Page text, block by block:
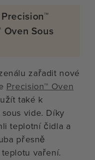
Oven Sous
zařadit nové
Precision™ Oven
také k
vide. Díky
teplotní čidla a
přesně
vaření.